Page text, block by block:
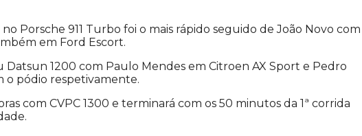
Porsche 911 Turbo foi o mais rápido seguido de João Novo com
em Ford Escort.
Datsun 1200 com Paulo Mendes em Citroen AX Sport e Pedro
o pódio respetivamente.
com CVPC 1300 e terminará com os 50 minutos da 1ª corrida